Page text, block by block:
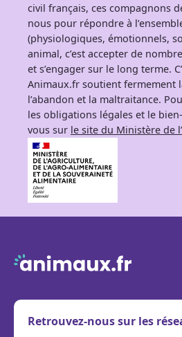
civil français, ces compagnons
nous pour répondre à
(physiologiques, émotionnels,
animal, c’est accepter de
et s’engager sur le long terme.
Animaux.fr soutient fermement
l’abandon et la maltraitance.
les obligations légales et le
vous sur le site du Ministère de
Retrouvez-nous sur les